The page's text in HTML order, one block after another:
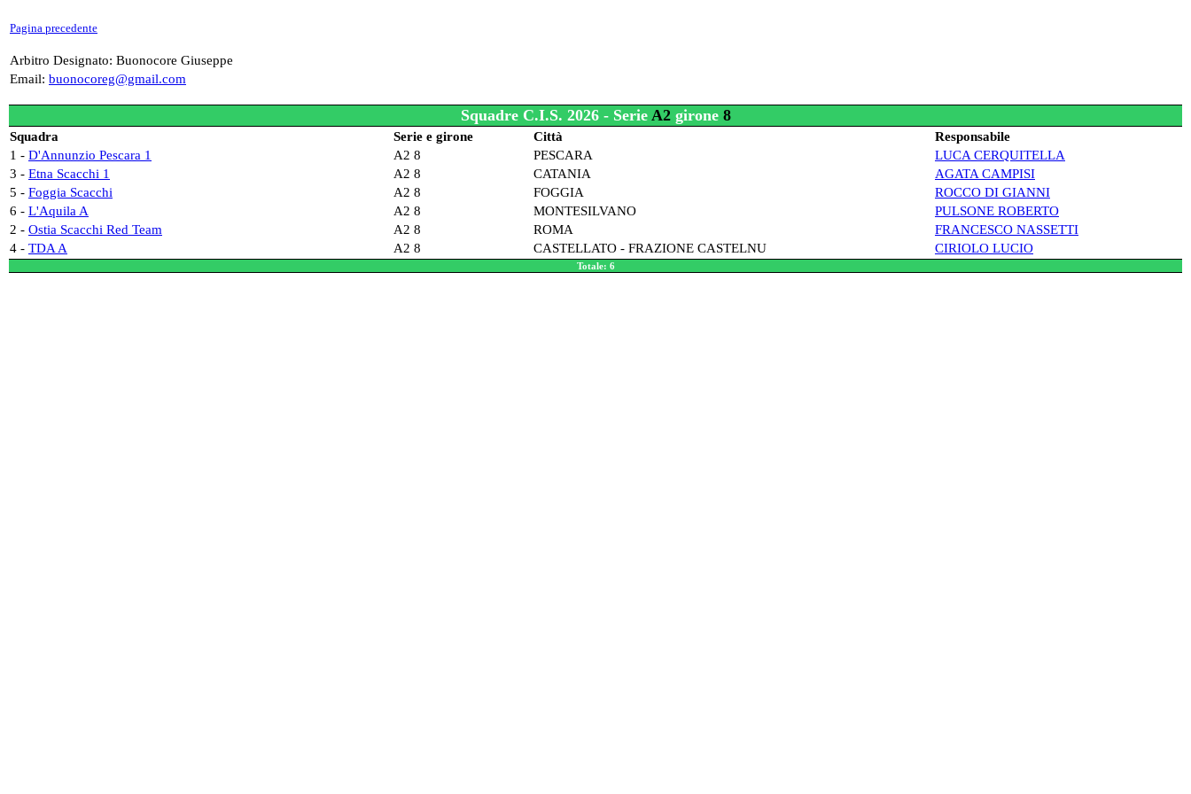
Pagina precedente
Arbitro Designato: Buonocore Giuseppe
Email: buonocoreg@gmail.com
Squadre C.I.S. 2026 - Serie A2girone 8
Squadra Serie e girone Città
Responsabile
1 - D'Annunzio Pescara 1 A2 8 PESCARA
LUCA CERQUITELLA
3 - Etna Scacchi 1 A2 8 CATANIA
AGATA CAMPISI
5 - Foggia Scacchi A2 8 FOGGIA
ROCCO DI GIANNI
6 - L'Aquila A A2 8 MONTESILVANO
PULSONE ROBERTO
2 - Ostia Scacchi Red Team A2 8 ROMA
FRANCESCO NASSETTI
4 - TDA A A2 8 CASTELLATO - FRAZIONE CASTELNU CIRIOLO LUCIO
Totale: 6